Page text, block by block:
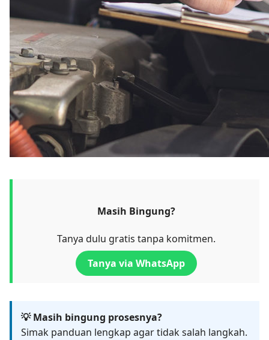
Masih Bingung?
Tanya dulu gratis tanpa komitmen.
Tanya via WhatsApp
💡 Masih bingung prosesnya?
Simak panduan lengkap agar tidak salah langkah.